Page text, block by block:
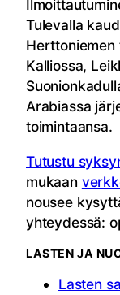
Tulevalla
Herttoniemen
Kalliossa,
Arabiassa
toimintaansa.
Tutustu
mukaan
nousee
yhteydessä:
LASTEN JA
Lasten